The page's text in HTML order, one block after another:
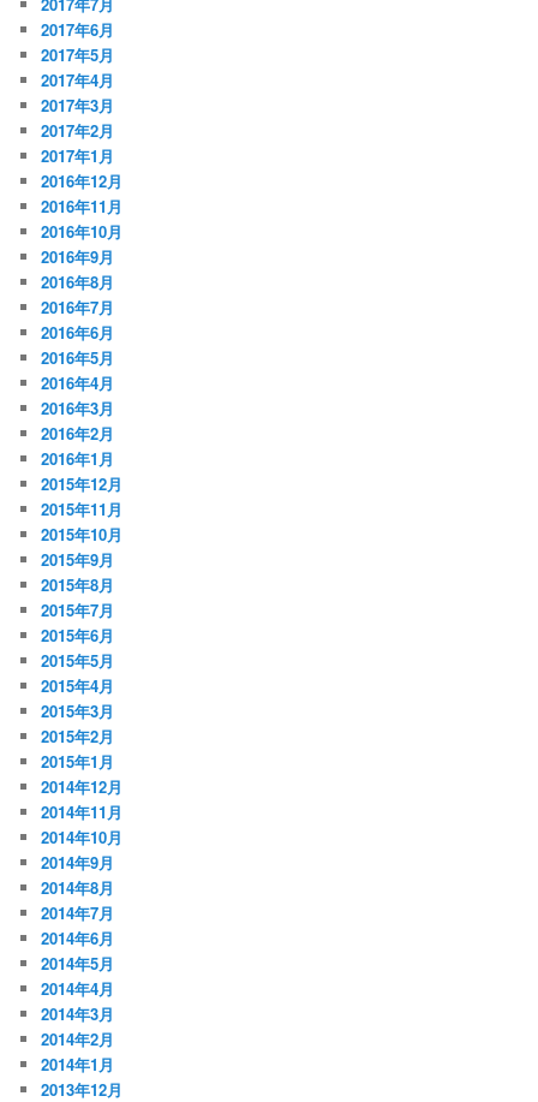
2017年6月
2017年5月
2017年4月
2017年3月
2017年2月
2017年1月
2016年12月
2016年11月
2016年10月
2016年9月
2016年8月
2016年7月
2016年6月
2016年5月
2016年4月
2016年3月
2016年2月
2016年1月
2015年12月
2015年11月
2015年10月
2015年9月
2015年8月
2015年7月
2015年6月
2015年5月
2015年4月
2015年3月
2015年2月
2015年1月
2014年12月
2014年11月
2014年10月
2014年9月
2014年8月
2014年7月
2014年6月
2014年5月
2014年4月
2014年3月
2014年2月
2014年1月
2013年12月